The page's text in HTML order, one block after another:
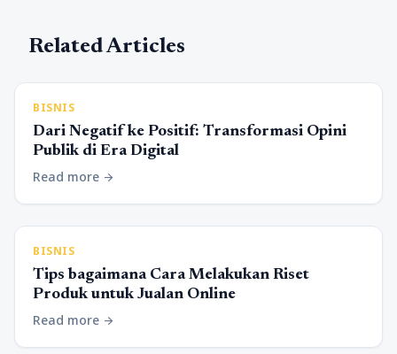
Related Articles
BISNIS
Dari Negatif ke Positif: Transformasi Opini
Publik di Era Digital
Read more arrow_forward
BISNIS
Tips bagaimana Cara Melakukan Riset
Produk untuk Jualan Online
Read more arrow_forward